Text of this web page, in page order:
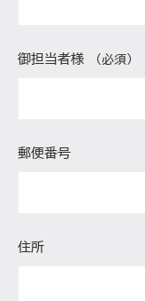
御担当者様 （必須）
郵便番号
住所